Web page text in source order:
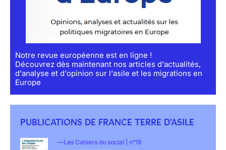
Notre revue européenne est en ligne !
Découvrez dès maintenant nos articles d'actualités,
d'analyse et d'opinion sur l'asile et les migrations en
Europe
PUBLICATIONS DE FRANCE TERRE D'ASILE
Les Cahiers du social | n°19